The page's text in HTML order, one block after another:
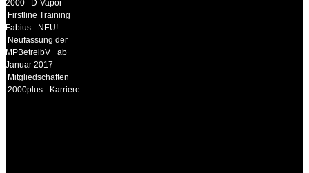
2000
D-Vapor
Firstline Training
Fabius
NEU!
Neufassung der
MPBetreibV
ab
Januar 2017
Mitgliedschaften
2000plus
Karriere